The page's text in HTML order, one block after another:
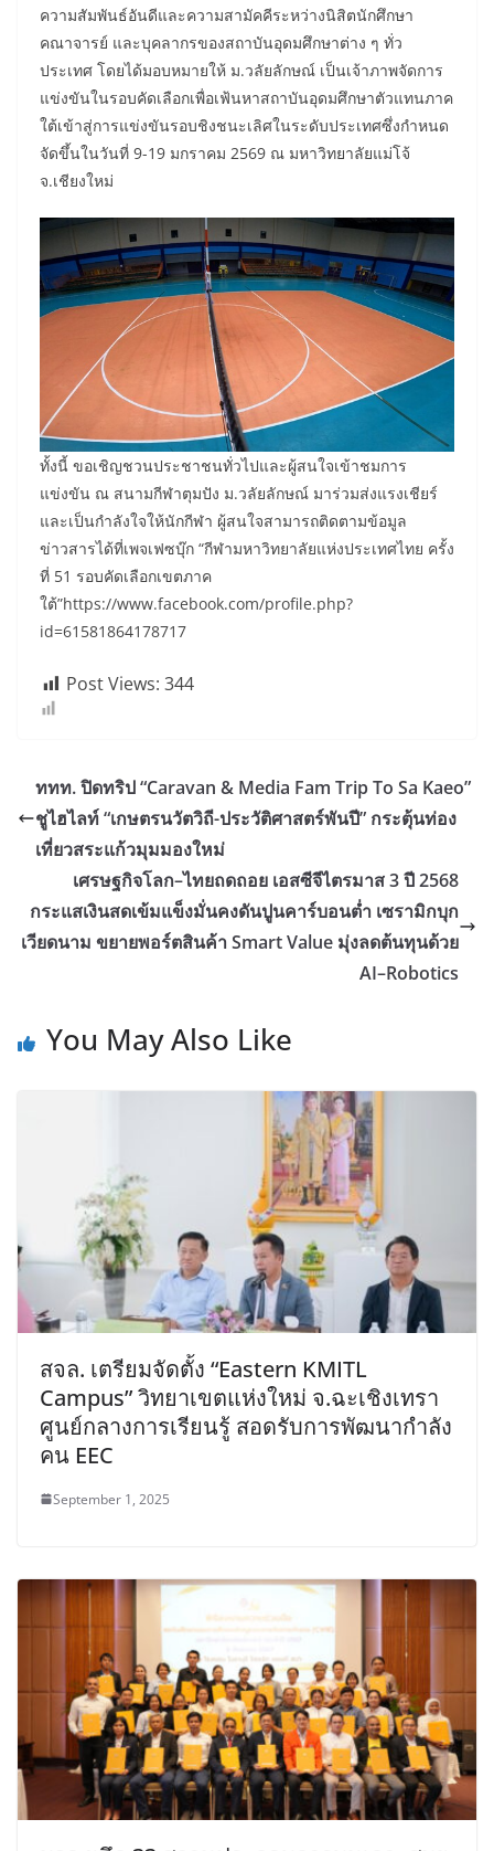
ความสัมพันธ์อันดีและความสามัคคีระหว่างนิสิตนักศึกษา
คณาจารย์ และบุคลากรของสถาบันอุดมศึกษาต่าง ๆ ทั่ว
ประเทศ โดยได้มอบหมายให้ ม.วลัยลักษณ์ เป็นเจ้าภาพจัดการ
แข่งขันในรอบคัดเลือกเพื่อเฟ้นหาสถาบันอุดมศึกษาตัวแทนภาค
ใต้เข้าสู่การแข่งขันรอบชิงชนะเลิศในระดับประเทศซึ่งกำหนด
จัดขึ้นในวันที่ 9-19 มกราคม 2569 ณ มหาวิทยาลัยแม่โจ้
จ.เชียงใหม่
ทั้งนี้ ขอเชิญชวนประชาชนทั่วไปและผู้สนใจเข้าชมการ
แข่งขัน ณ สนามกีฬาตุมปัง ม.วลัยลักษณ์ มาร่วมส่งแรงเชียร์
และเป็นกำลังใจให้นักกีฬา ผู้สนใจสามารถติดตามข้อมูล
ข่าวสารได้ที่เพจเฟซบุ๊ก “กีฬามหาวิทยาลัยแห่งประเทศไทย ครั้ง
ที่ 51 รอบคัดเลือกเขตภาค
ใต้”https://www.facebook.com/profile.php?
id=61581864178717
Post Views: 344
ททท. ปิดทริป “Caravan & Media Fam Trip To Sa Kaeo”
ชูไฮไลท์ “เกษตรนวัตวิถี-ประวัติศาสตร์พันปี” กระตุ้นท่อง
เที่ยวสระแก้วมุมมองใหม่
เศรษฐกิจโลก–ไทยถดถอย เอสซีจีไตรมาส 3 ปี 2568
กระแสเงินสดเข้มแข็งมั่นคงดันปูนคาร์บอนต่ำ เซรามิกบุก
เวียดนาม ขยายพอร์ตสินค้า Smart Value มุ่งลดต้นทุนด้วย
AI–Robotics
You May Also Like
สจล. เตรียมจัดตั้ง “Eastern KMITL
Campus” วิทยาเขตแห่งใหม่ จ.ฉะเชิงเทรา
ศูนย์กลางการเรียนรู้ สอดรับการพัฒนากำลัง
คน EEC
September 1, 2025